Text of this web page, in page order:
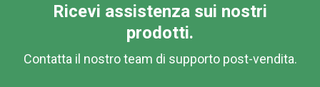
Ricevi assistenza sui nostri
prodotti.
Contatta il nostro team di supporto post-vendita.